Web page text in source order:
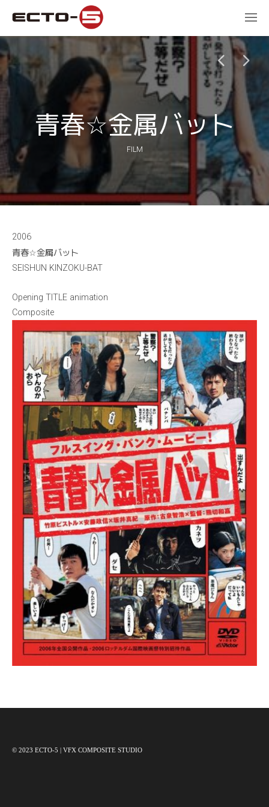
青春☆金属バット
FILM
2006
青春☆金属バット
SEISHUN KINZOKU-BAT
Opening TITLE animation
Composite
© 2023 ECTO-5 | VFX COMPOSITE STUDIO